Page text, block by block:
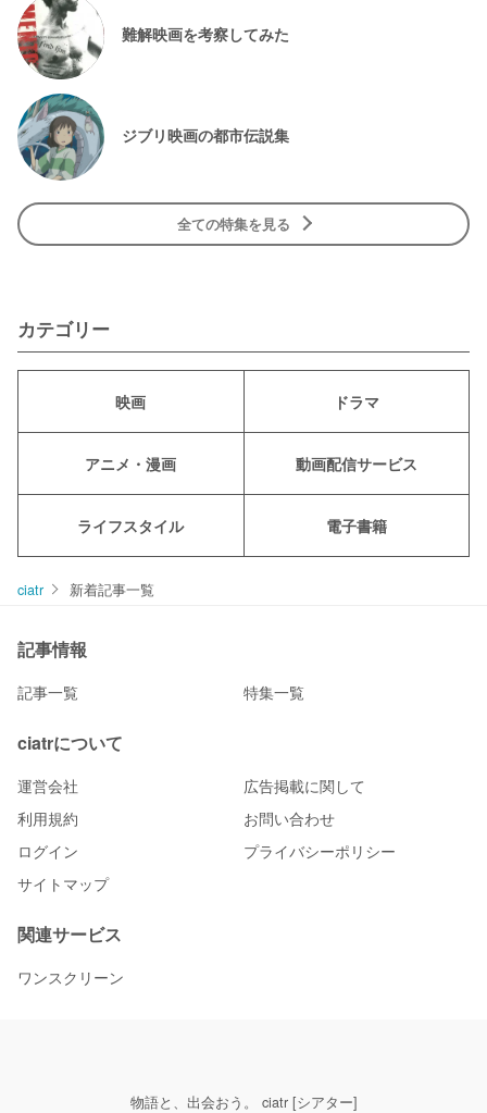
難解映画を考察してみた
ジブリ映画の都市伝説集
全ての特集を見る
カテゴリー
映画 ドラマ
アニメ・漫画 動画配信サービス
ライフスタイル 電子書籍
ciatr 新着記事一覧
記事情報
記事一覧 特集一覧
ciatrについて
運営会社
広告掲載に関して
利用規約
お問い合わせ
ログイン
プライバシーポリシー
サイトマップ
関連サービス
ワンスクリーン
物語と、出会おう。 ciatr [シアター]